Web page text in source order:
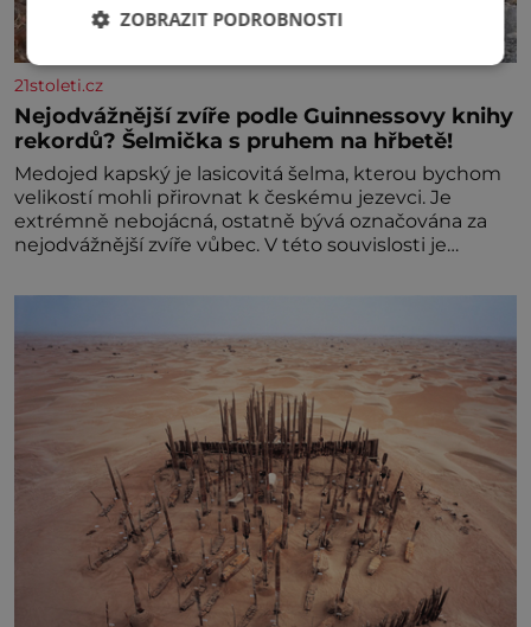
21stoleti.cz
Nejodvážnější zvíře podle Guinnessovy knihy
rekordů? Šelmička s pruhem na hřbetě!
Medojed kapský je lasicovitá šelma, kterou bychom
velikostí mohli přirovnat k českému jezevci. Je
extrémně nebojácná, ostatně bývá označována za
nejodvážnější zvíře vůbec. V této souvislosti je
ZOBRAZIT PODROBNOSTI